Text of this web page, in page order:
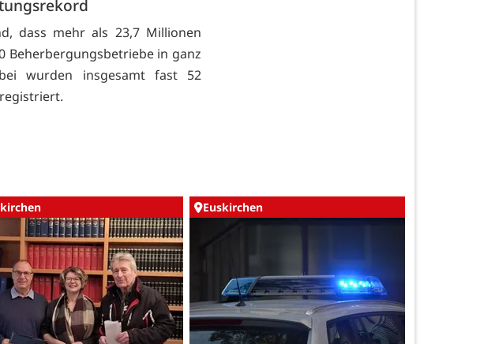
dass mehr als 23,7 Millionen
Beherbergungsbetriebe in ganz
wurden insgesamt fast 52
Euskirchen